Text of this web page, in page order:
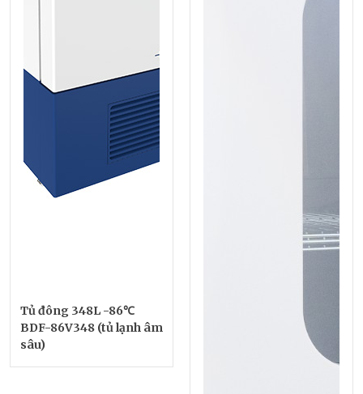
Tủ đông 348L -86℃
BDF-86V348 (tủ lạnh âm
sâu)